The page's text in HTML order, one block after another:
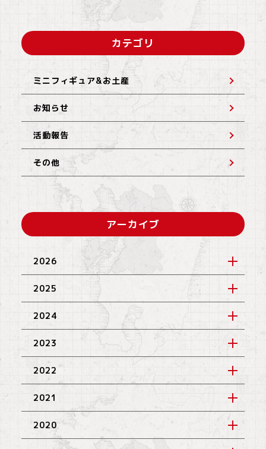
カテゴリ
ミニフィギュア&お土産
お知らせ
活動報告
その他
アーカイブ
2026
2025
2024
2023
2022
2021
2020